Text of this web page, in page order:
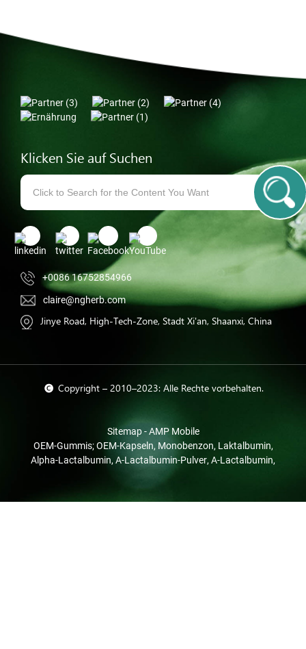
Klicken Sie auf Suchen
+0086 16752854966
claire@ngherb.com
Jinye Road, High-Tech-Zone, Stadt Xi'an, Shaanxi, China
© Copyright – 2010–2023: Alle Rechte vorbehalten.
Sitemap-AMP Mobile
OEM-Gummis; OEM-Kapseln, Monobenzon, Laktalbumin,
Alpha-Lactalbumin, Α-Lactalbumin-Pulver, Α-Lactalbumin,